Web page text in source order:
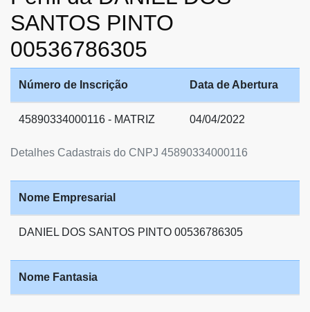
SANTOS PINTO
00536786305
Detalhes Cadastrais do CNPJ 45890334000116
Número de Inscrição Data de Abertura
45890334000116 - MATRIZ 04/04/2022
Nome Empresarial
DANIEL DOS SANTOS PINTO 00536786305
Nome Fantasia